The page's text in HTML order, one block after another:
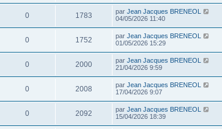
0 1783 par Jean Jacques BRENEOL
04/05/2026 11:40
0 1752 par Jean Jacques BRENEOL
01/05/2026 15:29
0 2000 par Jean Jacques BRENEOL
21/04/2026 9:59
0 2008 par Jean Jacques BRENEOL
17/04/2026 9:07
0 2092 par Jean Jacques BRENEOL
15/04/2026 18:39